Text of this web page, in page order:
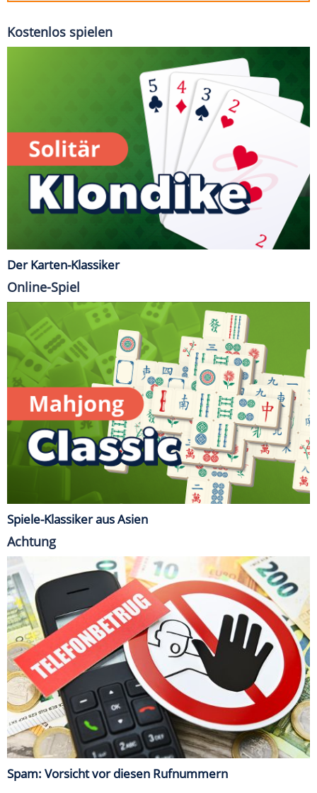
Kostenlos spielen
Der Karten-Klassiker
Online-Spiel
Spiele-Klassiker aus Asien
Achtung
Spam: Vorsicht vor diesen Rufnummern